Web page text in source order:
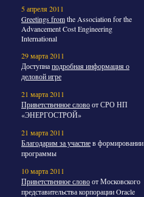
5 апреля 2011
Greetings fromthe Association for the
Advancement Cost Engineering
International
29 марта 2011
Доступнаподробная информация о
деловой игре
21 марта 2011
Приветственное словоот СРО НП
«ЭНЕРГОСТРОЙ»
21 марта 2011
Благодарим за участиев формировании
программы
10 марта 2011
Приветственное словоот Московского
представительства корпорации Oracle